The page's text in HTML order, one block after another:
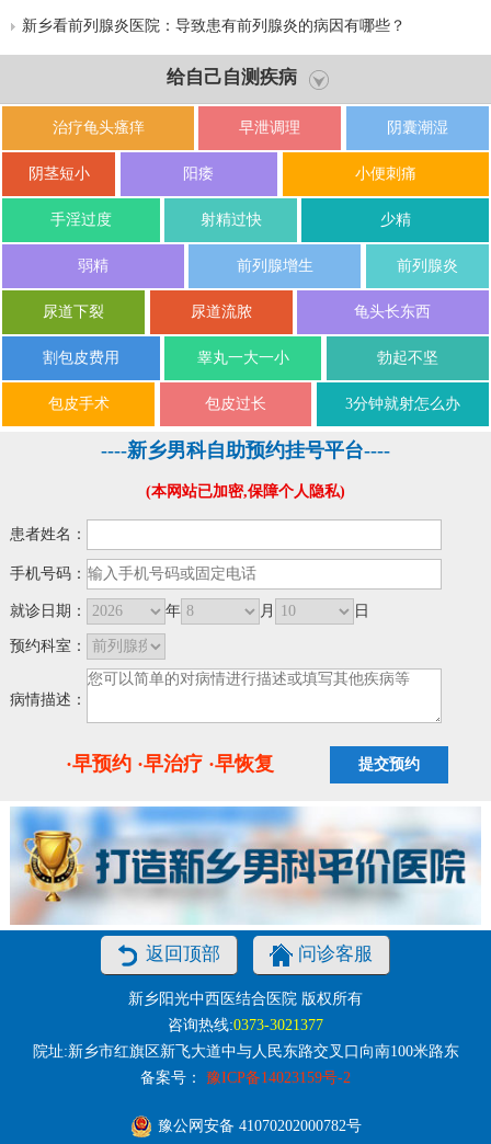
新乡看前列腺炎医院：导致患有前列腺炎的病因有哪些？
给自己自测疾病
治疗龟头瘙痒 早泄调理 阴囊潮湿
阴茎短小 阳痿 小便刺痛
手淫过度 射精过快 少精
弱精 前列腺增生 前列腺炎
尿道下裂 尿道流脓 龟头长东西
割包皮费用 睾丸一大一小 勃起不坚
包皮手术 包皮过长 3分钟就射怎么办
----新乡男科自助预约挂号平台----
(本网站已加密,保障个人隐私)
患者姓名：
手机号码：
就诊日期： 年 月 日
预约科室：
病情描述：
·早预约 ·早治疗 ·早恢复
返回顶部 问诊客服
新乡阳光中西医结合医院 版权所有
咨询热线:0373-3021377
院址:新乡市红旗区新飞大道中与人民东路交叉口向南100米路东
备案号： 豫ICP备14023159号-2
豫公网安备 41070202000782号